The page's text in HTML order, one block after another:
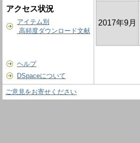
アクセス状況
アイテム別
高頻度ダウンロード文献
ヘルプ
DSpaceについて
2017年9月
ご意見をお寄せください